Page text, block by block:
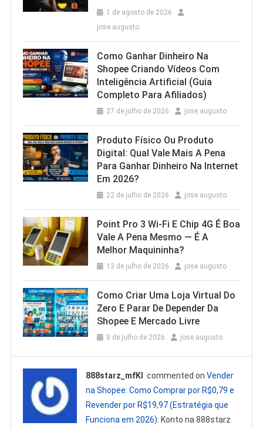
1 de agosto de 2026
jose augusto
Como Ganhar Dinheiro Na
Shopee Criando Vídeos Com
Inteligência Artificial (Guia
Completo Para Afiliados)
27 de julho de 2026 jose augusto
Produto Físico Ou Produto
Digital: Qual Vale Mais A Pena
Para Ganhar Dinheiro Na Internet
Em 2026?
22 de julho de 2026 jose augusto
Point Pro 3 Wi‑Fi E Chip 4G É Boa
Vale A Pena Mesmo — É A
Melhor Maquininha?
13 de julho de 2026 jose augusto
Como Criar Uma Loja Virtual Do
Zero E Parar De Depender Da
Shopee E Mercado Livre
8 de julho de 2026 jose augusto
888starz_mfKl commented onVender
na Shopee: Como Comprar por R$0,79 e
Revender por R$19,97 (Estratégia que
Funciona em 2026): Konto na 888starz